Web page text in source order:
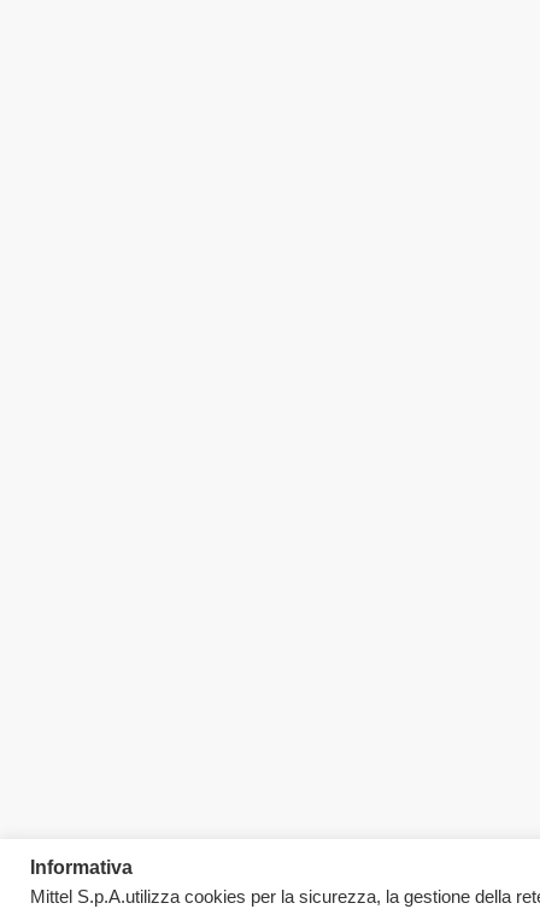
Informativa
Mittel S.p.A.utilizza cookies per la sicurezza, la gestione della